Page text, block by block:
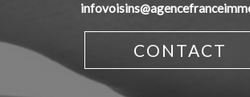
CONTACT